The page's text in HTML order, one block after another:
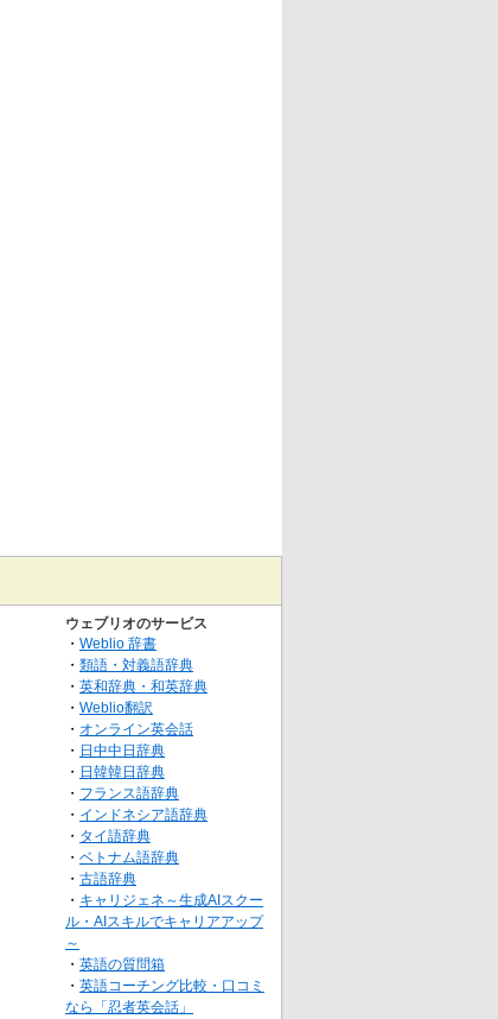
ウェブリオのサービス
・ Weblio 辞書
・ 類語・対義語辞典
・ 英和辞典・和英辞典
・ Weblio翻訳
・ オンライン英会話
・ 日中中日辞典
・ 日韓韓日辞典
・ フランス語辞典
・ インドネシア語辞典
・ タイ語辞典
・ ベトナム語辞典
・ 古語辞典
・ キャリジェネ～生成AIスクー
ル・AIスキルでキャリアアップ
～
・ 英語の質問箱
・ 英語コーチング比較・口コミ
なら「忍者英会話」